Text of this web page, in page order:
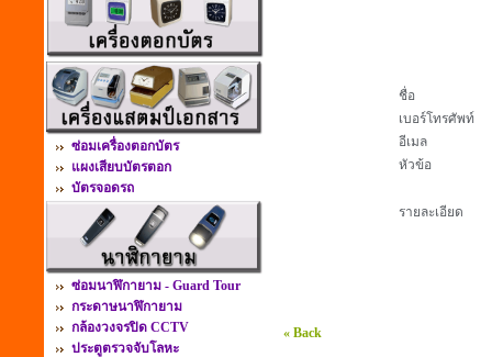
ซ่อมเครื่องตอกบัตร
แผงเสียบบัตรตอก
บัตรจอดรถ
ซ่อมนาฬิกายาม - Guard Tour
กระดาษนาฬิกายาม
กล้องวงจรปิด CCTV
ประตูตรวจจับโลหะ
ชื่อ
เบอร์โทรศัพท์
อีเมล
หัวข้อ
รายละเอียด
« Back